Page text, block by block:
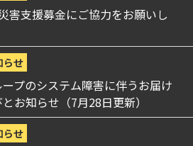
害支援募金にご協力をお願いし
らせ
ープのシステム障害に伴うお届け
お知らせ（7月28日更新）
らせ